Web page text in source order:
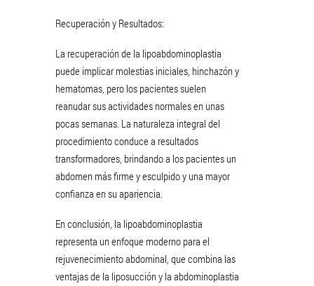
Recuperación y Resultados:
La recuperación de la lipoabdominoplastia
puede implicar molestias iniciales, hinchazón y
hematomas, pero los pacientes suelen
reanudar sus actividades normales en unas
pocas semanas. La naturaleza integral del
procedimiento conduce a resultados
transformadores, brindando a los pacientes un
abdomen más firme y esculpido y una mayor
confianza en su apariencia.
En conclusión, la lipoabdominoplastia
representa un enfoque moderno para el
rejuvenecimiento abdominal, que combina las
ventajas de la liposucción y la abdominoplastia